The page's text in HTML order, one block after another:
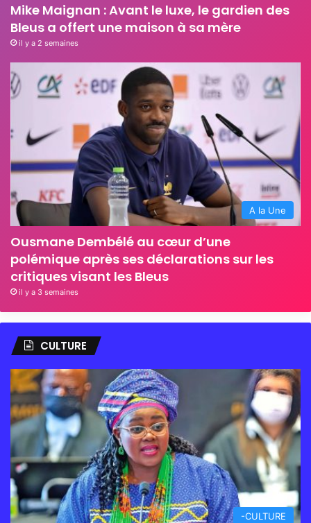
Mike Maignan : Avant le luxe, le gardien des
Bleus a offert une maison à sa mère
il y a 2 semaines
A la Une
Ousmane Dembélé au cœur d’une
polémique après ses déclarations sur les
critiques visant les Bleus
il y a 3 semaines
CULTURE
-CULTURE